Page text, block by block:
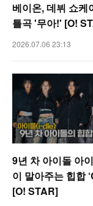
베이온, 데뷔 쇼케
틀곡 '무아!' [O!
2026.07.06 23:13
9년 차 아이돌 아
이 말아주는 힙합
[O! STAR]